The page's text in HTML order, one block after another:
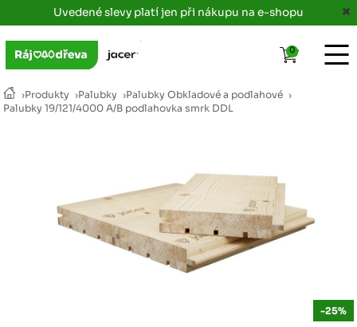
Uvedené slevy platí jen při nákupu na e-shopu
›Produkty ›Palubky ›Palubky Obkladové a podlahové ›
Palubky 19/121/4000 A/B podlahovka smrk DDL
-25%
0